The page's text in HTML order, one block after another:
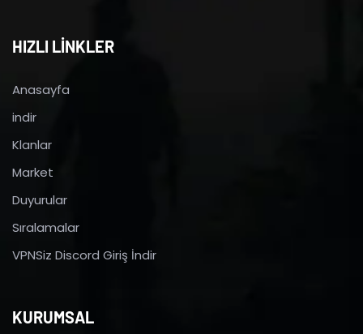
HIZLI LİNKLER
Anasayfa
indir
Klanlar
Market
Duyurular
Sıralamalar
VPNSiz Discord Giriş İndir
KURUMSAL